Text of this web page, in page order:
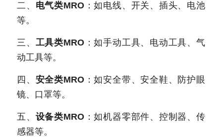
二、 电气类MRO：如电线、开关、插头、电池
等。
三、 工具类MRO：如手动工具、电动工具、气
动工具等。
四、 安全类MRO：如安全带、安全鞋、防护眼
镜、口罩等。
五、 设备类MRO：如机器零部件、控制器、传
感器等。